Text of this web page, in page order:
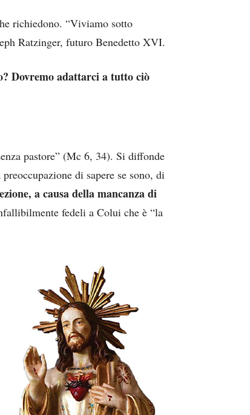
richiedono. “Viviamo sotto
Ratzinger, futuro Benedetto XVI.
Dovremo adattarci a tutto ciò
pastore” (Mc 6, 34). Si diffonde
di sapere se sono, di
a causa della mancanza di
fedeli a Colui che è “la